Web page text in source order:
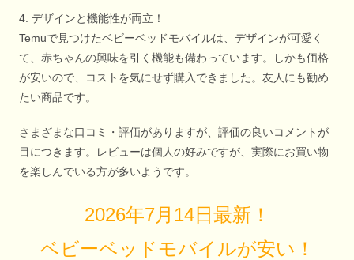
4. デザインと機能性が両立！
Temuで見つけたベビーベッドモバイルは、デザインが可愛く
て、赤ちゃんの興味を引く機能も備わっています。しかも価格
が安いので、コストを気にせず購入できました。友人にも勧め
たい商品です。
さまざまな口コミ・評価がありますが、評価の良いコメントが
目につきます。レビューは個人の好みですが、実際にお買い物
を楽しんでいる方が多いようです。
2026年7月14日最新！
ベビーベッドモバイルが安い！